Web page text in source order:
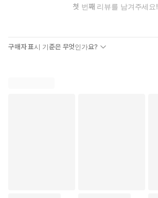
첫 번째 리뷰를 남겨주세요!
구매자 표시 기준은 무엇인가요?